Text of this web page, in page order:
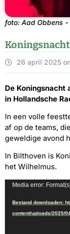
foto: Aad Obbens -
26 april 2025
De Koningsnacht
in Hollandsche
In een volle
af op de teams,
geweldige avond
In Bilthoven is
het Wilhelmus.
Videospeler
Media error:
Bestand downloaden:
content/uploads/2025/